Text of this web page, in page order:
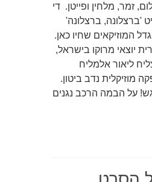
זמר, מלחין ופייטן. די
'ברצלונה, ברצלונה'
המוזיקאים שחיו כאן.
יוצאי מרוקו בישראל,
ליאור אלמליח
מוזיקלית נדב ביטון.
על הבמה הרכב נגנים